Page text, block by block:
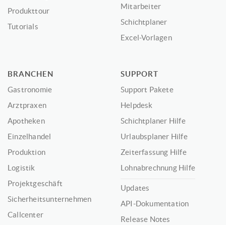
Produkttour
Tutorials
Mitarbeiter
Schichtplaner
Excel-Vorlagen
BRANCHEN
Gastronomie
Arztpraxen
Apotheken
Einzelhandel
Produktion
Logistik
Projektgeschäft
Sicherheitsunternehmen
Callcenter
SUPPORT
Support Pakete
Helpdesk
Schichtplaner Hilfe
Urlaubsplaner Hilfe
Zeiterfassung Hilfe
Lohnabrechnung Hilfe
Updates
API-Dokumentation
Release Notes